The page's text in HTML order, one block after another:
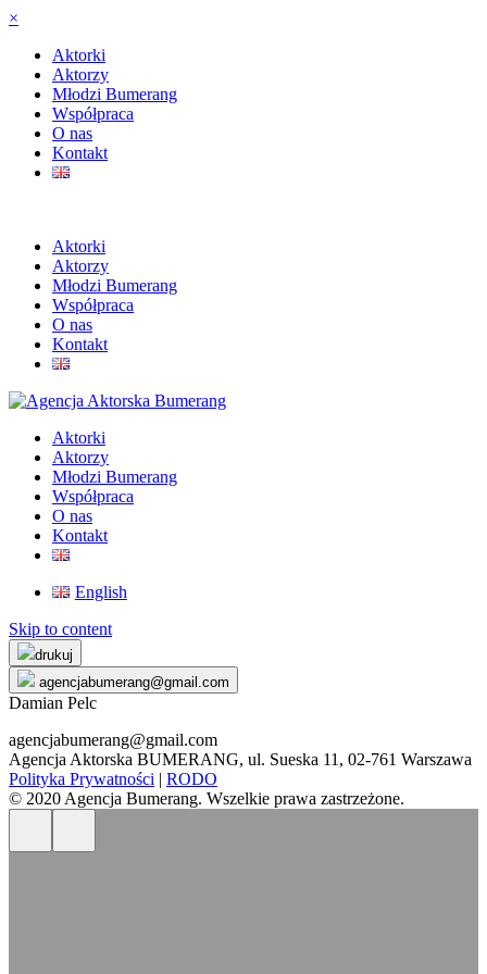
×
Aktorki
Aktorzy
Młodzi Bumerang
Współpraca
O nas
Kontakt
Aktorki
Aktorzy
Młodzi Bumerang
Współpraca
O nas
Kontakt
Aktorki
Aktorzy
Młodzi Bumerang
Współpraca
O nas
Kontakt
English
Skip to content
drukuj
agencjabumerang@gmail.com
Damian Pelc
agencjabumerang@gmail.com
Agencja Aktorska BUMERANG, ul. Sueska 11, 02-761 Warszawa
Polityka Prywatności | RODO
© 2020 Agencja Bumerang. Wszelkie prawa zastrzeżone.